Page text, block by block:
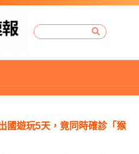
國遊玩5天，竟同時確診「猴